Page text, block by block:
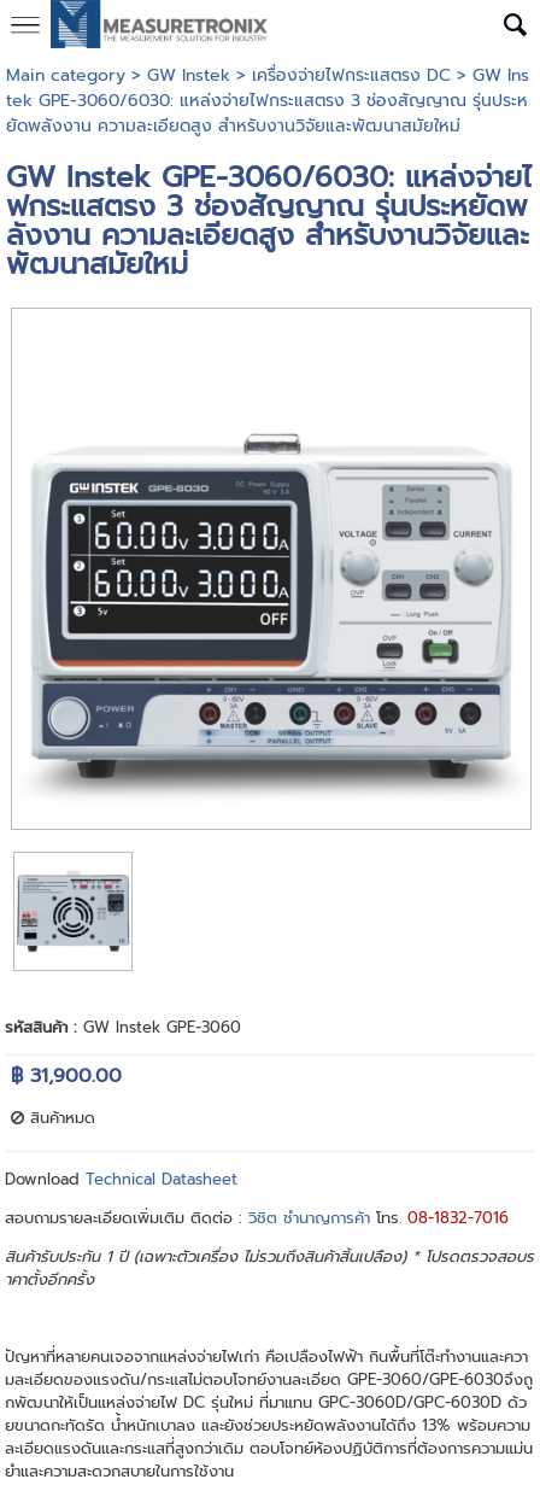
Main category> GW Instek > เครื่องจ่ายไฟกระแสตรง DC> GW Ins
tek GPE-3060/6030: แหล่งจ่ายไฟกระแสตรง 3 ช่องสัญญาณ รุ่นประห
ยัดพลังงาน ความละเอียดสูง สำหรับงานวิจัยและพัฒนาสมัยใหม่
GW Instek GPE-3060/6030: แหล่งจ่ายไ
ฟกระแสตรง 3 ช่องสัญญาณ รุ่นประหยัดพ
ลังงาน ความละเอียดสูง สำหรับงานวิจัยและ
พัฒนาสมัยใหม่
รหัสสินค้า :GW Instek GPE-3060
฿ 31,900.00
สินค้าหมด
DownloadTechnical Datasheet
สอบถามรายละเอียดเพิ่มเติม ติดต่อ :วิชิต ชำนาญการค้า โทร.08-1832-7016
สินค้ารับประกัน 1 ปี (เฉพาะตัวเครื่อง ไม่รวมถึงสินค้าสิ้นเปลือง) * โปรดตรวจสอบร
าคาตั้งอีกครั้ง
ปัญหาที่หลายคนเจอจากแหล่งจ่ายไฟเก่า คือเปลืองไฟฟ้า กินพื้นที่โต๊ะทำงานและควา
มละเอียดของแรงดัน/กระแสไม่ตอบโจทย์งานละเอียด GPE-3060/GPE-6030จึงถู
กพัฒนาให้เป็นแหล่งจ่ายไฟ DC รุ่นใหม่ ที่มาแทน GPC-3060D/GPC-6030D ด้ว
ยขนาดกะทัดรัด น้ำหนักเบาลง และยังช่วยประหยัดพลังงานได้ถึง 13% พร้อมความ
ละเอียดแรงดันและกระแสที่สูงกว่าเดิม ตอบโจทย์ห้องปฏิบัติการที่ต้องการความแม่น
ยำและความสะดวกสบายในการใช้งาน